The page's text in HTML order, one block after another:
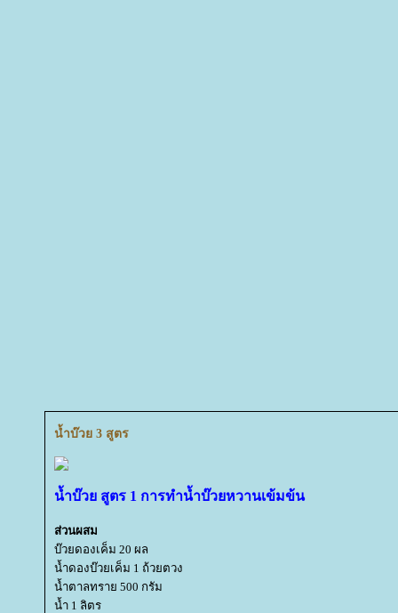
น้ำบ๊วย 3 สูตร
น้ำบ๊วย สูตร 1 การทำน้ำบ๊วยหวานเข้มข้น
ส่วนผสม
บ๊วยดองเค็ม 20 ผล
น้ำดองบ๊วยเค็ม 1 ถ้วยตวง
น้ำตาลทราย 500 กรัม
น้ำ 1 ลิตร